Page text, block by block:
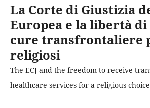
La Corte di Giustizia
Europea e la libertà
cure transfrontaliere
religiosi
The ECJ and the freedom to receive
healthcare services for a religious choice